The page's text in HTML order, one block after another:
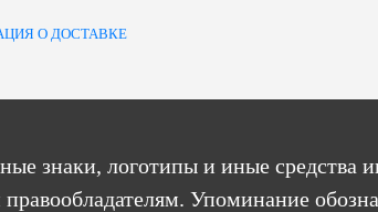
О ДОСТАВКЕ
знаки, логотипы и иные средства
Упоминание